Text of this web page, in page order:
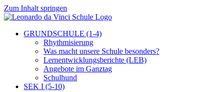
Zum Inhalt springen
GRUNDSCHULE (1-4)
Rhythmisierung
Was macht unsere Schule besonders?
Lernentwicklungsberichte (LEB)
Angebote im Ganztag
Schulhund
SEK I (5-10)